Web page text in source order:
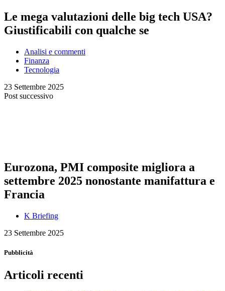
Le mega valutazioni delle big tech USA?
Giustificabili con qualche se
Analisi e commenti
Finanza
Tecnologia
23 Settembre 2025
Post successivo
Eurozona, PMI composite migliora a
settembre 2025 nonostante manifattura e
Francia
K Briefing
23 Settembre 2025
Pubblicità
Articoli recenti